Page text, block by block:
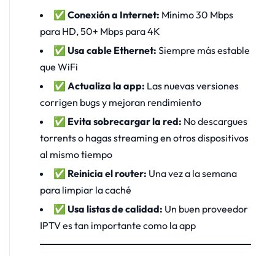
✅Conexión a Internet: Mínimo 30 Mbps
para HD, 50+ Mbps para 4K
✅ Usa cable Ethernet: Siempre más estable
que WiFi
✅Actualiza la app: Las nuevas versiones
corrigen bugs y mejoran rendimiento
✅ Evita sobrecargar la red: No descargues
torrents o hagas streaming en otros dispositivos
al mismo tiempo
✅ Reinicia el router: Una vez a la semana
para limpiar la caché
✅ Usa listas de calidad: Un buen proveedor
IPTV es tan importante como la app